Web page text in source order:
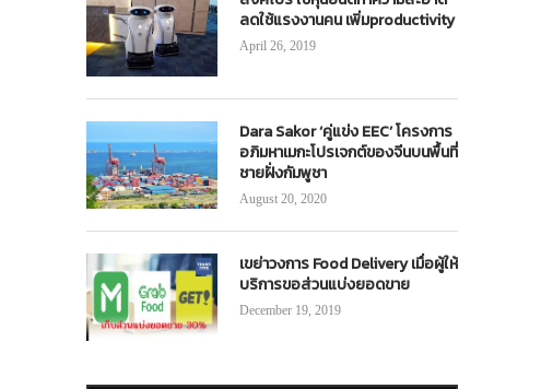
ลดใช้แรงงานคน เพิ่มproductivity
April 26, 2019
Dara Sakor ‘คู่แข่ง EEC’ โครงการ
อภิมหาเมกะโปรเจกต์ของจีนบนพื้นที่
ชายฝั่งกัมพูชา
August 20, 2020
เขย่าวงการ Food Delivery เมื่อผู้ให้
บริการขอส่วนแบ่งยอดขาย
December 19, 2019